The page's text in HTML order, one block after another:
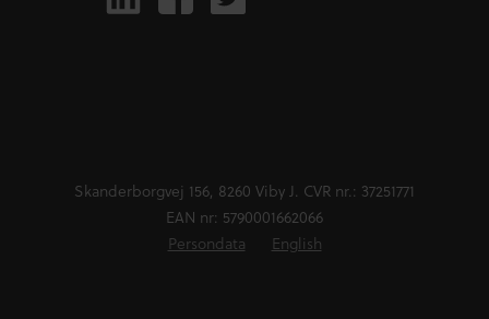
Skanderborgvej 156, 8260 Viby J. CVR nr.: 37251771
EAN nr: 5790001662066
Persondata
English